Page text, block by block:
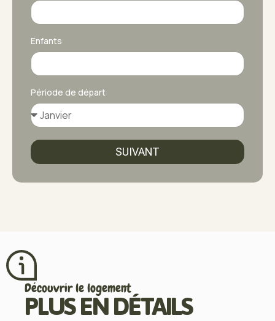
Enfants
Période de départ
SUIVANT
Découvrir le logement
PLUS EN DÉTAILS